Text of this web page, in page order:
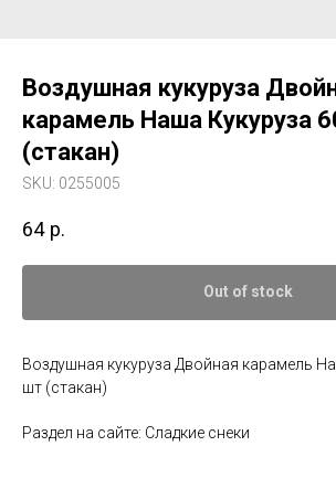
Воздушная кукуруза
карамель Наша Кукуруза
(стакан)
SKU: 0255005
64 р.
Out of stock
Воздушная кукуруза Двойная карамель
шт (стакан)
Раздел на сайте: Сладкие снеки